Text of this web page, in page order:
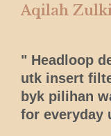
Aqilah
" Headloop
utk insert
byk pilihan
for everyday